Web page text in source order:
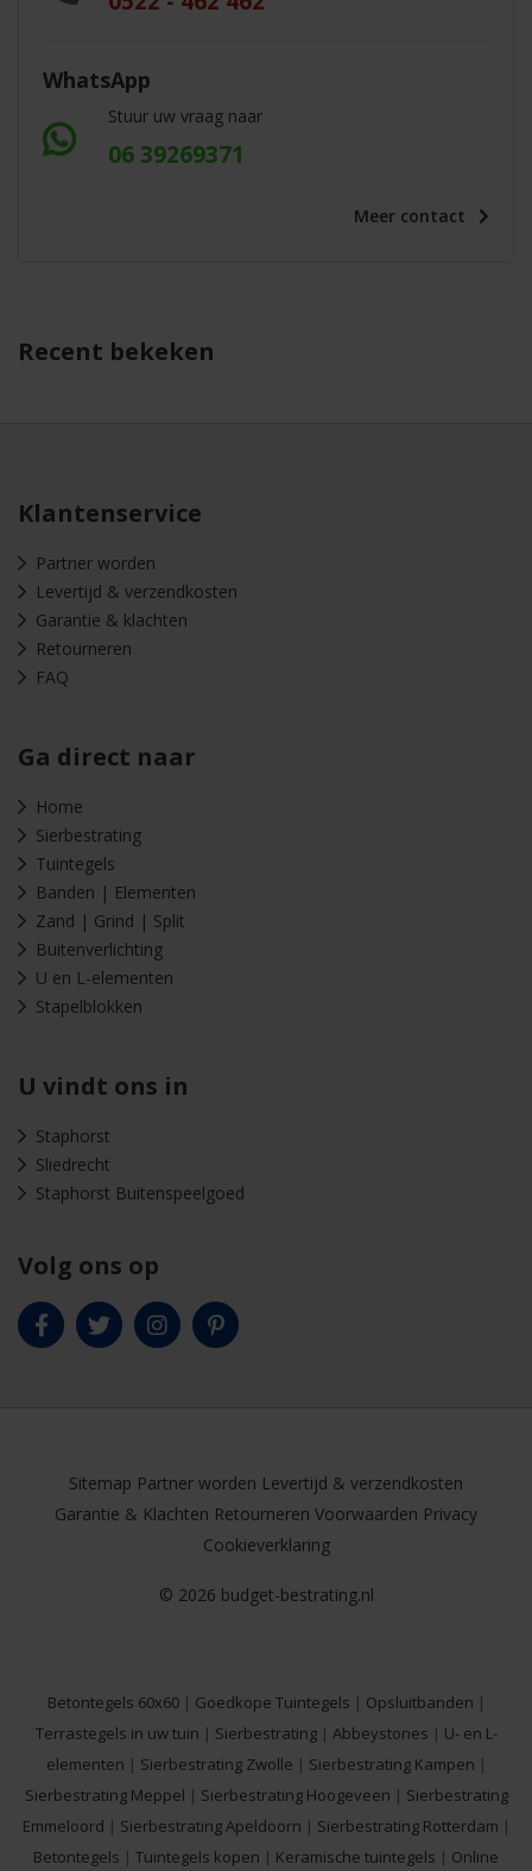
WhatsApp
Stuur uw vraag naar
06 39269371
Meer contact
Recent bekeken
Klantenservice
Partner worden
Levertijd & verzendkosten
Garantie & klachten
Retourneren
FAQ
Ga direct naar
Home
Sierbestrating
Tuintegels
Banden | Elementen
Zand | Grind | Split
Buitenverlichting
U en L-elementen
Stapelblokken
U vindt ons in
Staphorst
Sliedrecht
Staphorst Buitenspeelgoed
Volg ons op
Sitemap Partner worden Levertijd & verzendkosten
Garantie & Klachten Retourneren Voorwaarden Privacy
Cookieverklaring
© 2026 budget-bestrating.nl
Betontegels 60x60 | Goedkope Tuintegels | Opsluitbanden |
Terrastegels in uw tuin | Sierbestrating | Abbeystones | U- en L-
elementen | Sierbestrating Zwolle | Sierbestrating Kampen |
Sierbestrating Meppel | Sierbestrating Hoogeveen | Sierbestrating
Emmeloord | Sierbestrating Apeldoorn | Sierbestrating Rotterdam |
Betontegels | Tuintegels kopen | Keramische tuintegels | Online